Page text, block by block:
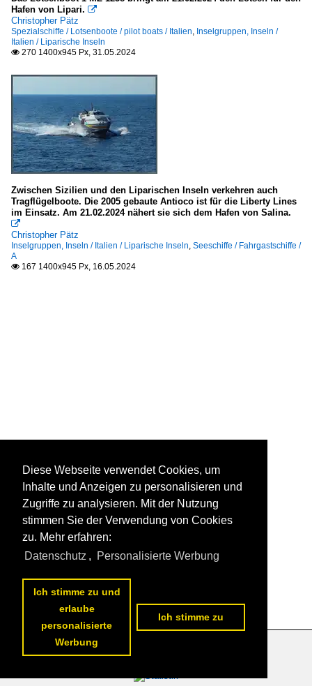
Hafen von Lipari. 
Christopher Pätz
Spezialschiffe / Lotsenboote / pilot boats / Italien Inselgruppen, Inseln /
Italien / Liparische Inseln
 270 1400x945 Px, 31.05.2024
Zwischen Sizilien und den Liparischen Inseln verkehren auch
Tragflügelboote. Die 2005 gebaute Antioco ist für die Liberty Lines
im Einsatz. Am 21.02.2024 nähert sie sich dem Hafen von Salina.

Christopher Pätz
Inselgruppen, Inseln / Italien / Liparische Inseln Seeschiffe / Fahrgastschiffe /
A
 167 1400x945 Px, 16.05.2024
Datenschutzerklärung
Diese Webseite verwendet Cookies, um
Inhalte und Anzeigen zu personalisieren und
Zugriffe zu analysieren. Mit der Nutzung
stimmen Sie der Verwendung von Cookies
zu. Mehr erfahren:
Datenschutz , Personalisierte Werbung
Ich stimme zu und
erlaube
personalisierte
Werbung
Ich stimme zu